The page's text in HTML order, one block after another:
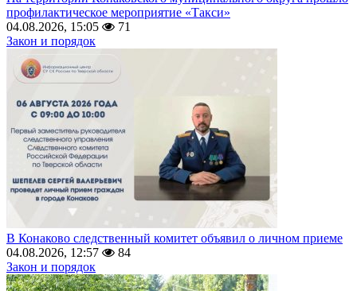
профилактическое мероприятие «Такси»
04.08.2026, 15:05
71
Закон и порядок
В Конаково следственный комитет объявил о личном приеме
04.08.2026, 12:57
84
Закон и порядок